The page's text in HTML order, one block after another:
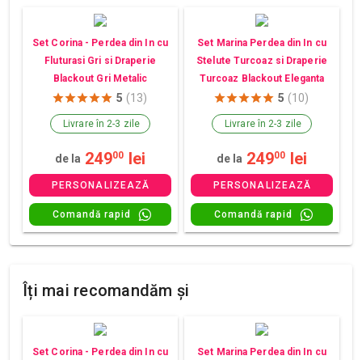
Set Corina - Perdea din In cu
Fluturasi Gri si Draperie
Blackout Gri Metalic
5 (13)
Livrare în 2-3 zile
de la 24900 lei
PERSONALIZEAZĂ
Comandă rapid
Set Marina Perdea din In cu
Stelute Turcoaz si Draperie
Turcoaz Blackout Eleganta
5 (10)
Livrare în 2-3 zile
de la 24900 lei
PERSONALIZEAZĂ
Comandă rapid
Îți mai recomandăm și
Set Corina - Perdea din In cu
Set Marina Perdea din In cu